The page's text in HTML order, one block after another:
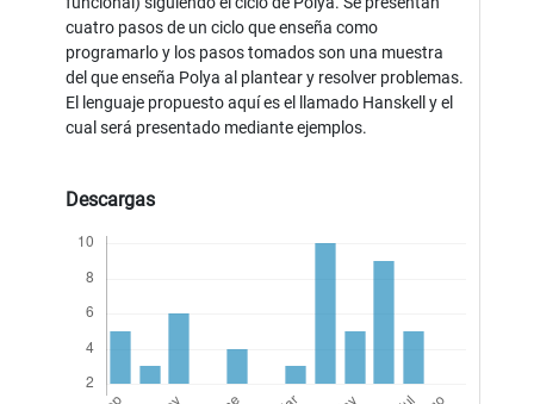
cuatro pasos de un ciclo que enseña como
programarlo y los pasos tomados son una muestra
del que enseña Polya al plantear y resolver problemas.
El lenguaje propuesto aquí es el llamado Hanskell y el
cual será presentado mediante ejemplos.
Descargas